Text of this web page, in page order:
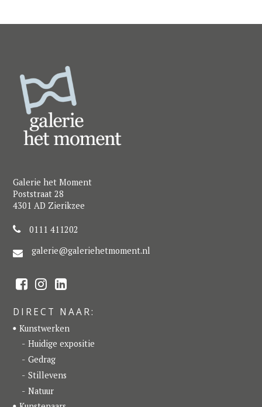
Galerie het Moment
Poststraat 28
4301 AD Zierikzee
0111 411202
galerie@galeriehetmoment.nl
F
a
e
b
o
o
k
t
a
g
r
a
m
L
i
k
e
d
I
n
DIRECT NAAR:
Kunstwerken
Huidige expositie
Gedrag
Stillevens
Natuur